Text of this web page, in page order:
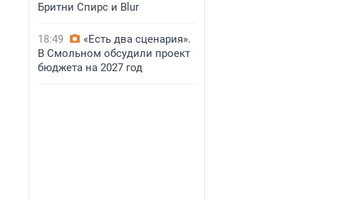
Бритни Спирс и Blur
18:49
«Есть два сценария».
В Смольном обсудили проект
бюджета на 2027 год